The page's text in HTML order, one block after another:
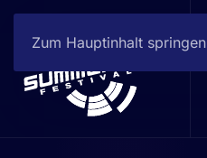
Zum Hauptinhalt springen